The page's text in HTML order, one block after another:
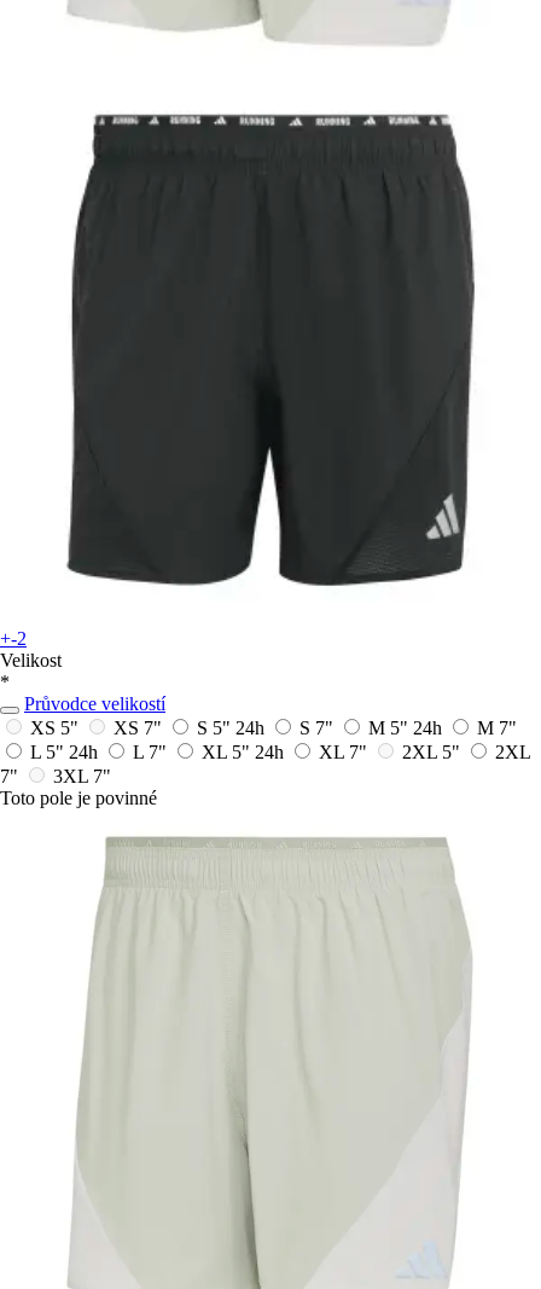
+-2
Velikost
*
Průvodce velikostí
XS 5"
XS 7" S 5" 24h S 7" M 5" 24h
M 7"
L 5" 24h L 7" XL 5" 24h XL 7" 2XL 5"
2XL
7"
3XL 7"
Toto pole je povinné